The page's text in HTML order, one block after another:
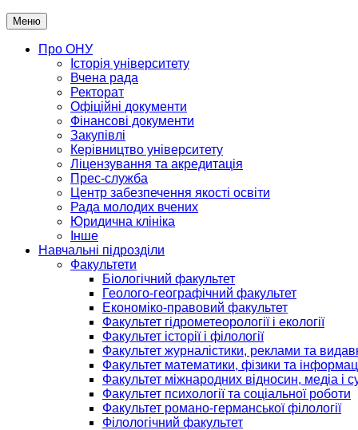
Меню
Про ОНУ
Історія університету
Вчена рада
Ректорат
Офіційні документи
Фінансові документи
Закупівлі
Керівництво університету
Ліцензування та акредитація
Прес-служба
Центр забезпечення якості освіти
Рада молодих вчених
Юридична клініка
Інше
Навчальні підрозділи
Факультети
Біологічний факультет
Геолого-географічний факультет
Економіко-правовий факультет
Факультет гідрометеорології і екології
Факультет історії і філології
Факультет журналістики, реклами та
Факультет математики, фізики та
Факультет міжнародних відносин, медіа і
Факультет психології та соціальної роботи
Факультет романо-германської філології
Філологічний факультет